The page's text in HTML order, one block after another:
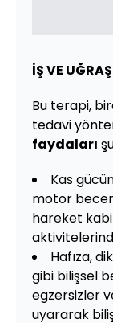
İŞ VE
Bu terapi,
tedavi
faydaları
Kas
motor
hareket
Hafıza,
gibi bilişsel
egzersizler
uyararak